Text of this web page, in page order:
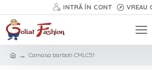
INTRĂ ÎN CONT VREAU
Camasa barbati CMLC51